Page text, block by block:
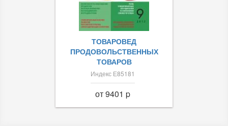
ТОВАРОВЕД
ПРОДОВОЛЬСТВЕННЫХ
ТОВАРОВ
Индекс Е85181
от 9401 p